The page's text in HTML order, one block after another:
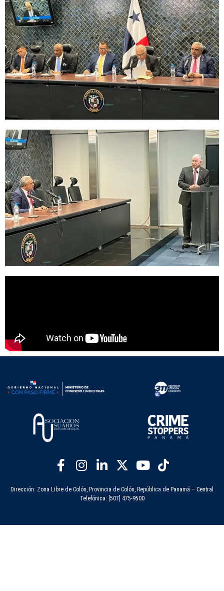
Dirección: Zona Libre de Colón, Provincia de Colón, República de Panamá – Central
Telefónica: [507] 475-9500